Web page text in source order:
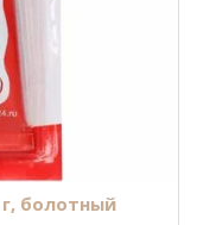
болотный